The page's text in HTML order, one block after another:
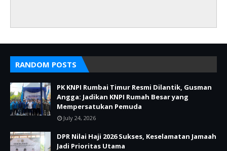
RANDOM POSTS
PK KNPI Rumbai Timur Resmi Dilantik, Gusman
Angga: Jadikan KNPI Rumah Besar yang
Mempersatukan Pemuda
July 24, 2026
DPR Nilai Haji 2026 Sukses, Keselamatan Jamaah
Jadi Prioritas Utama